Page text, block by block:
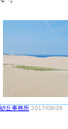
砂丘事務所 2017/08/28